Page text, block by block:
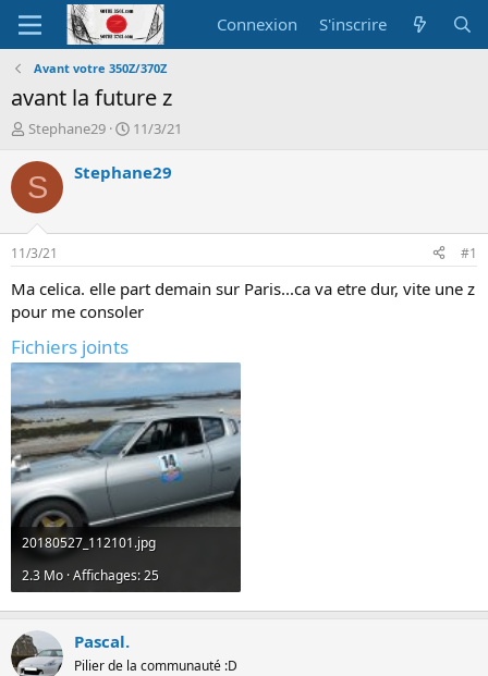
Connexion S'inscrire
Avant votre 350Z/370Z
avant la future z
A
t
e
r
d
e
l
d
i
s
u
s
s
i
o
n
Stephane29
D
t
é
b
t
11/3/21
S Stephane29
11/3/21 #1
Ma celica. elle part demain sur Paris...ca va etre dur, vite une z
pour me consoler
Fichiers joints
20180527_112101.jpg
2.3 Mo · Affichages: 25
Pascal.
Pilier de la communauté :D